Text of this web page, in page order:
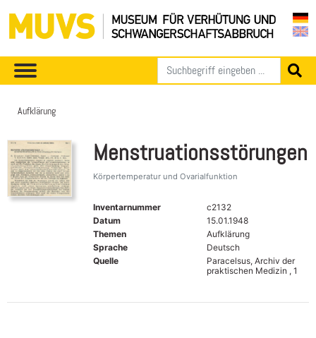
Aufklärung
Menstruationsstörungen
Körpertemperatur und Ovarialfunktion
Inventarnummer
c2132
Datum
15.01.1948
Themen
Aufklärung
Sprache
Deutsch
Quelle
Paracelsus, Archiv der
praktischen Medizin , 1